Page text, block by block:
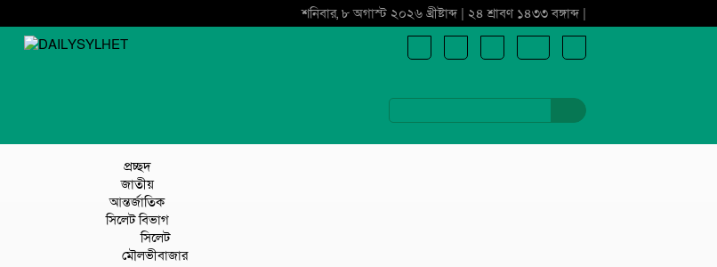
শনিবার, ৮ অগাস্ট ২০২৬ খ্রীষ্টাব্দ | ২৪ শ্রাবণ ১৪৩৩ বঙ্গাব্দ |
প্রচ্ছদ
জাতীয়
আন্তর্জাতিক
সিলেট বিভাগ
সিলেট
মৌলভীবাজার